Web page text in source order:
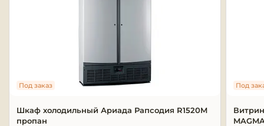
Шкаф холодильный Ариада Рапсодия R1520M
пропан
Под заказ Под